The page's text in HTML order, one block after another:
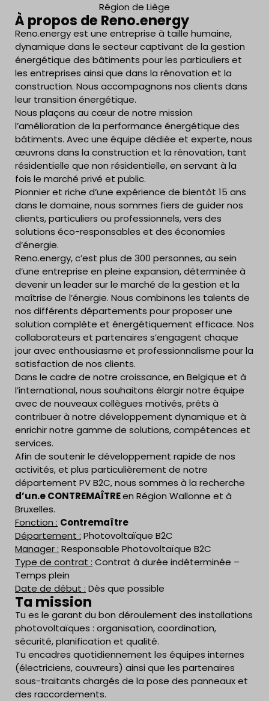
Région de Liège
À propos de Reno.energy
Reno.energy est une entreprise à taille humaine,
dynamique dans le secteur captivant de la gestion
énergétique des bâtiments pour les particuliers et
les entreprises ainsi que dans la rénovation et la
construction. Nous accompagnons nos clients dans
leur transition énergétique.
Nous plaçons au cœur de notre mission
l’amélioration de la performance énergétique des
bâtiments. Avec une équipe dédiée et experte, nous
œuvrons dans la construction et la rénovation, tant
résidentielle que non résidentielle, en servant à la
fois le marché privé et public.
Pionnier et riche d’une expérience de bientôt 15 ans
dans le domaine, nous sommes fiers de guider nos
clients, particuliers ou professionnels, vers des
solutions éco-responsables et des économies
d’énergie.
Reno.energy, c’est plus de 300 personnes, au sein
d’une entreprise en pleine expansion, déterminée à
devenir un leader sur le marché de la gestion et la
maîtrise de l’énergie. Nous combinons les talents de
nos différents départements pour proposer une
solution complète et énergétiquement efficace. Nos
collaborateurs et partenaires s’engagent chaque
jour avec enthousiasme et professionnalisme pour la
satisfaction de nos clients.
Dans le cadre de notre croissance, en Belgique et à
l’international, nous souhaitons élargir notre équipe
avec de nouveaux collègues motivés, prêts à
contribuer à notre développement dynamique et à
enrichir notre gamme de solutions, compétences et
services.
Afin de soutenir le développement rapide de nos
activités, et plus particulièrement de notre
département PV B2C, nous sommes à la recherche
d’un.e CONTREMAÎTREen Région Wallonne et à
Bruxelles.
Fonction : Contremaître
Département : Photovoltaïque B2C
Manager : Responsable Photovoltaïque B2C
Type de contrat : Contrat à durée indéterminée –
Temps plein
Date de début : Dès que possible
Ta mission
Tu es le garant du bon déroulement des installations
photovoltaïques : organisation, coordination,
sécurité, planification et qualité.
Tu encadres quotidiennement les équipes internes
(électriciens, couvreurs) ainsi que les partenaires
sous-traitants chargés de la pose des panneaux et
des raccordements.